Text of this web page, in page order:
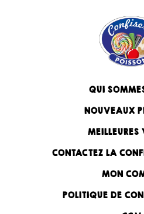
QUI
NOUVEAUX
MEILLEURES
CONTACTEZ LA
MON
POLITIQUE DE